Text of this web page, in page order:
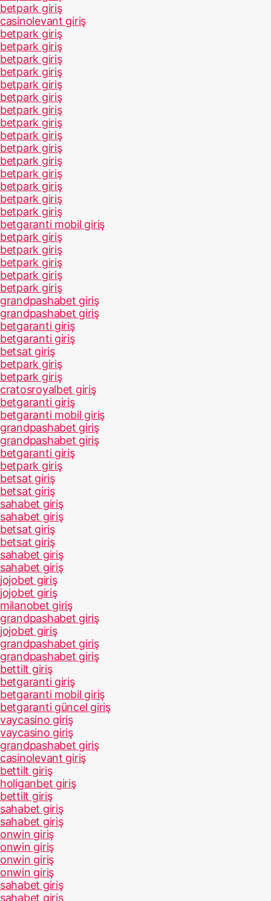
betpark giriş
casinolevant giriş
betpark giriş
betpark giriş
betpark giriş
betpark giriş
betpark giriş
betpark giriş
betpark giriş
betpark giriş
betpark giriş
betpark giriş
betpark giriş
betpark giriş
betpark giriş
betpark giriş
betpark giriş
betgaranti mobil giriş
betpark giriş
betpark giriş
betpark giriş
betpark giriş
betpark giriş
grandpashabet giriş
grandpashabet giriş
betgaranti giriş
betgaranti giriş
betsat giriş
betpark giriş
betpark giriş
cratosroyalbet giriş
betgaranti giriş
betgaranti mobil giriş
grandpashabet giriş
grandpashabet giriş
betgaranti giriş
betpark giriş
betsat giriş
betsat giriş
sahabet giriş
sahabet giriş
betsat giriş
betsat giriş
sahabet giriş
sahabet giriş
jojobet giriş
jojobet giriş
milanobet giriş
grandpashabet giriş
jojobet giriş
grandpashabet giriş
grandpashabet giriş
bettilt giriş
betgaranti giriş
betgaranti mobil giriş
betgaranti güncel giriş
vaycasino giriş
vaycasino giriş
grandpashabet giriş
casinolevant giriş
bettilt giriş
holiganbet giriş
bettilt giriş
sahabet giriş
sahabet giriş
onwin giriş
onwin giriş
onwin giriş
onwin giriş
sahabet giriş
sahabet giriş